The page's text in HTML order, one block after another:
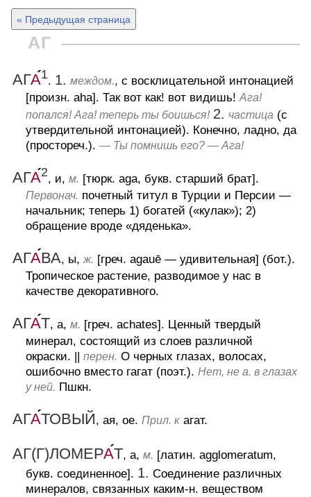
« Предыдущая страница
АГ
АГА1. 1. междом., с восклицательной интонацией
[произн. aha]. Так вот как! вот видишь! Ага!
попался! Ага! теперь ты боишься! 2. частица (с
утвердительной интонацией). Конечно, ладно, да
(простореч.). — Ты помнишь его? — Ага!
АГА2, и, м. [тюрк. aga, букв. старший брат].
Первонач. почетный титул в Турции и Персии —
начальник; теперь 1) богатей («кулак»); 2)
обращение вроде «дяденька».
АГАВА, ы,ж. [греч. agauē — удивительная] (бот.).
Тропическое растение, разводимое у нас в
качестве декоративного.
АГАТ, а, м. [греч. achates]. Ценный твердый
минерал, состоящий из слоев различной
окраски.
перен. О черных глазах, волосах,
ошибочно вместо гагат (поэт.). Нет, не а. в глазах
у ней. Пшкн.
АГАТОВЫЙ, ая, ое. Прил. к агат.
АГ(Г)ЛОМЕРАТ, а, м. [латин. agglomeratum,
букв. соединенное]. 1. Соединение различных
минералов, связанных каким-н. веществом